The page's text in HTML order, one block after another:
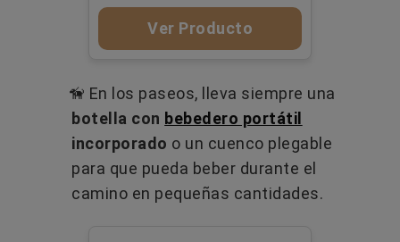
Ver Producto
🦮 En los paseos, lleva siempre una
botella con bebedero portátil
incorporado o un cuenco plegable
para que pueda beber durante el
camino en pequeñas cantidades.